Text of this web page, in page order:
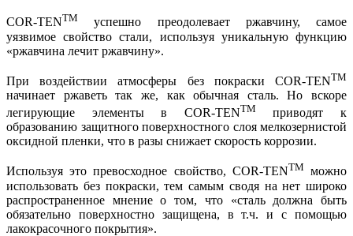
COR-TENTM
успешно преодолевает ржавчину, самое
уязвимое свойство стали, используя уникальную функцию
«ржавчина лечит ржавчину».
При воздействии атмосферы без покраски COR-TENTM
начинает ржаветь так же, как обычная сталь. Но вскоре
легирующие элементы в COR-TENTM
приводят к
образованию защитного поверхностного слоя мелкозернистой
оксидной пленки, что в разы снижает скорость коррозии.
Используя это превосходное свойство, COR-TENTM можно
использовать без покраски, тем самым сводя на нет широко
распространенное мнение о том, что «сталь должна быть
обязательно поверхностно защищена, в т.ч. и с помощью
лакокрасочного покрытия».